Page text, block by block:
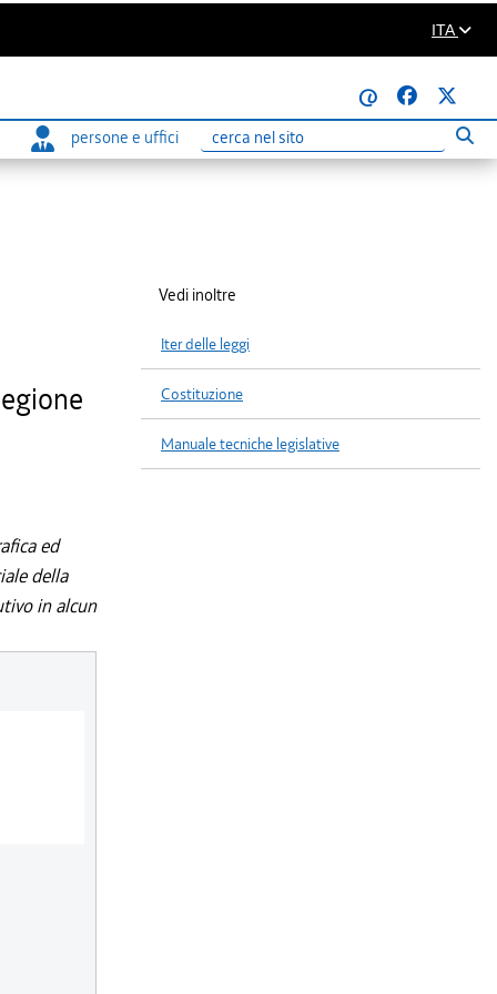
ITA
@
persone e uffici
Ricerca
ed
della
in alcun
Vedi inoltre
Iter delle leggi
Costituzione
Manuale tecniche legislative